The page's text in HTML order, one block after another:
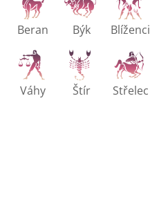
Beran Býk Blíženci
Váhy Štír Střelec